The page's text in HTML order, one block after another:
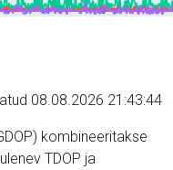
08.08.2026 21:43:44
kombineeritakse
TDOP ja